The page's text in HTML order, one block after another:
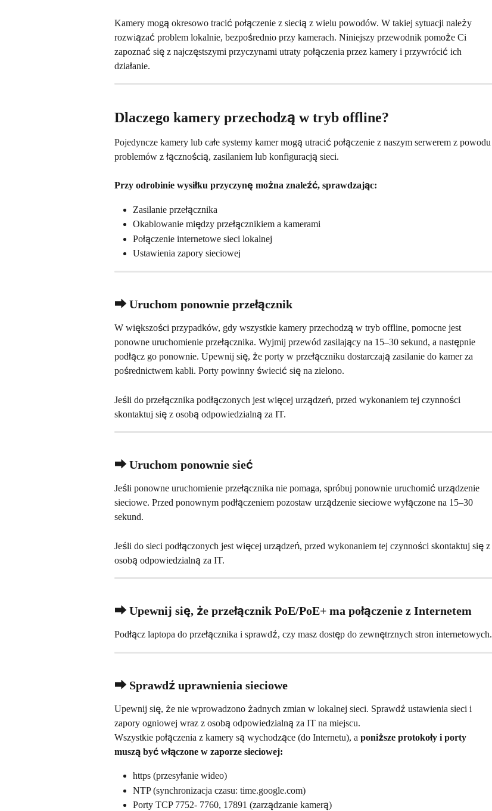
Kamery mogą okresowo tracić połączenie z siecią z wielu powodów. W takiej sytuacji należy
rozwiązać problem lokalnie, bezpośrednio przy kamerach. Niniejszy przewodnik pomoże Ci
zapoznać się z najczęstszymi przyczynami utraty połączenia przez kamery i przywrócić ich
działanie.
Dlaczego kamery przechodzą w tryb offline?
Pojedyncze kamery lub całe systemy kamer mogą utracić połączenie z naszym serwerem z powodu
problemów z łącznością, zasilaniem lub konfiguracją sieci.
Przy odrobinie wysiłku przyczynę można znaleźć, sprawdzając:
Zasilanie przełącznika
Okablowanie między przełącznikiem a kamerami
Połączenie internetowe sieci lokalnej
Ustawienia zapory sieciowej
⮕ Uruchom ponownie przełącznik
W większości przypadków, gdy wszystkie kamery przechodzą w tryb offline, pomocne jest
ponowne uruchomienie przełącznika. Wyjmij przewód zasilający na 15–30 sekund, a następnie
podłącz go ponownie. Upewnij się, że porty w przełączniku dostarczają zasilanie do kamer za
pośrednictwem kabli. Porty powinny świecić się na zielono.
Jeśli do przełącznika podłączonych jest więcej urządzeń, przed wykonaniem tej czynności
skontaktuj się z osobą odpowiedzialną za IT.
⮕ Uruchom ponownie sieć
Jeśli ponowne uruchomienie przełącznika nie pomaga, spróbuj ponownie uruchomić urządzenie
sieciowe. Przed ponownym podłączeniem pozostaw urządzenie sieciowe wyłączone na 15–30
sekund.
Jeśli do sieci podłączonych jest więcej urządzeń, przed wykonaniem tej czynności skontaktuj się z
osobą odpowiedzialną za IT.
⮕ Upewnij się, że przełącznik PoE/PoE+ ma połączenie z Internetem
Podłącz laptopa do przełącznika i sprawdź, czy masz dostęp do zewnętrznych stron internetowych.
⮕ Sprawdź uprawnienia sieciowe
Upewnij się, że nie wprowadzono żadnych zmian w lokalnej sieci. Sprawdź ustawienia sieci i
zapory ogniowej wraz z osobą odpowiedzialną za IT na miejscu.
Wszystkie połączenia z kamery są wychodzące (do Internetu), a poniższe protokoły i porty
muszą być włączone w zaporze sieciowej:
https (przesyłanie wideo)
NTP (synchronizacja czasu: time.google.com)
Porty TCP 7752- 7760, 17891 (zarządzanie kamerą)